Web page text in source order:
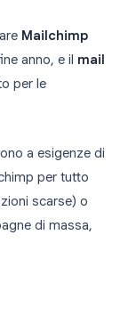
Mailchimp
anno, e il mail
per le
a esigenze di
per tutto
scarse) o
di massa,